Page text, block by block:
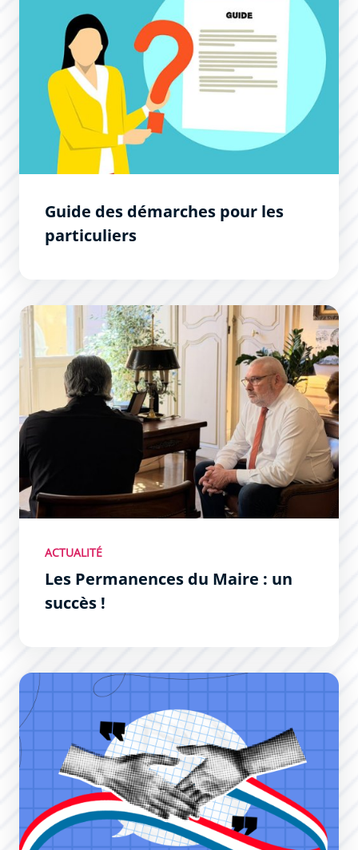
Guide des démarches pour les
particuliers
Les Permanences du Maire : un succès !
ACTUALITÉ
Les Permanences du Maire : un
succès !
Permanences du Maire